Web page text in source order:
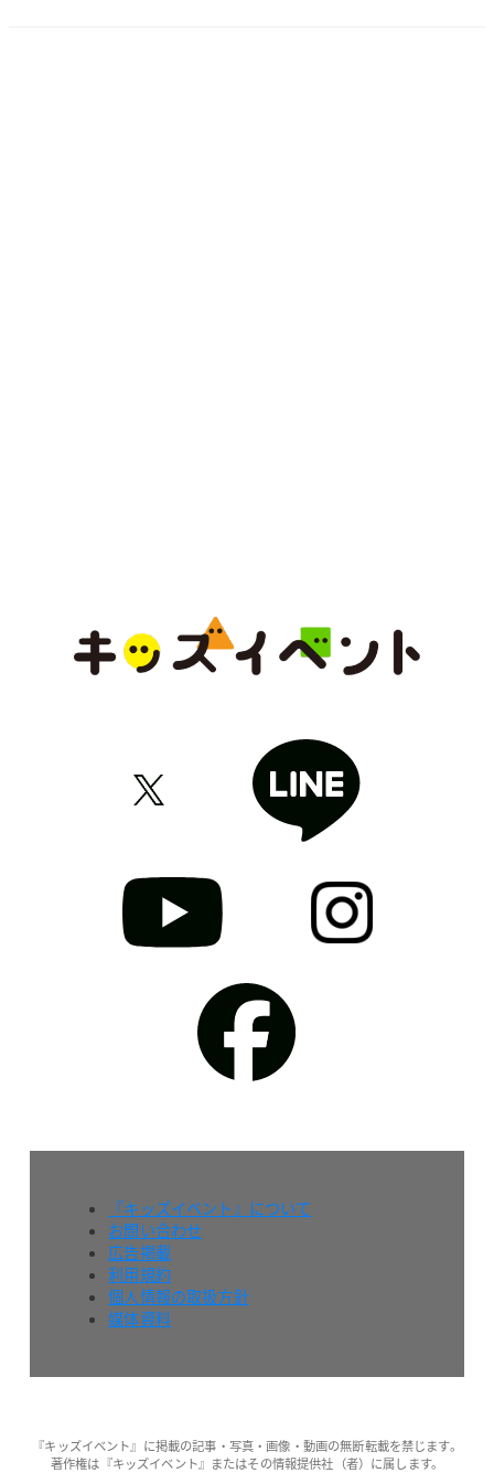
『キッズイベント』について
お問い合わせ
広告掲載
利用規約
個人情報の取扱方針
媒体資料
『キッズイベント』に掲載の記事・写真・画像・動画の無断転載を禁じます。
著作権は『キッズイベント』またはその情報提供社（者）に属します。